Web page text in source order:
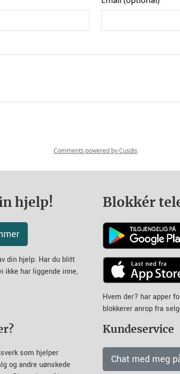
hjelp!
din hjelp. Har du blitt
ikke har liggende inne,
Blokkér
Hvem der? har apper
blokkerer anrop fra
som hjelper
og andre uønskede
Kundeservice
Chat med meg